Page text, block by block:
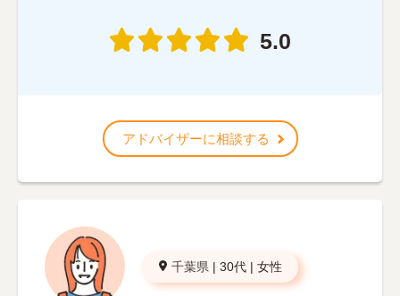
5.0
アドバイザーに相談する
千葉県 | 30代 | 女性